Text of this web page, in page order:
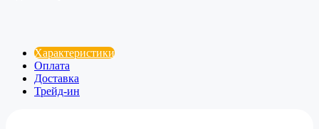
Характеристики
Оплата
Доставка
Трейд-ин